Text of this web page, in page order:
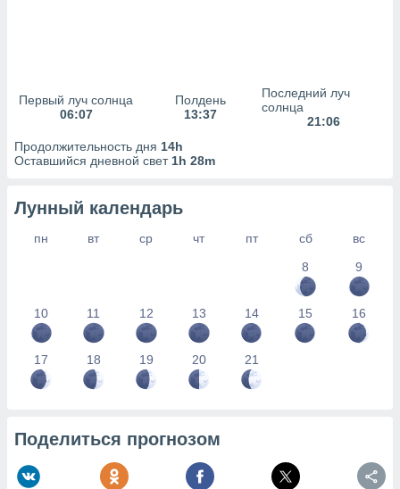
Первый луч солнца
06:07
Полдень
13:37
Последний луч
солнца
21:06
Продолжительность дня 14h
Оставшийся дневной свет 1h 28m
Лунный календарь
пн вт ср чт пт сб
вс
8
9
10 11 12 13 14 15 16
17 18 19 20 21
Поделиться прогнозом